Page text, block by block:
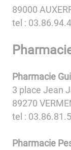
89000
tel :
Pharmacie
3 place Jean
89270
tel :
Pharmacie